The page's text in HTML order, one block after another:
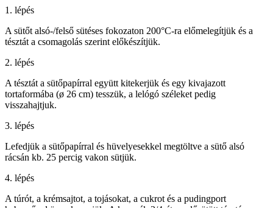
1. lépés
A sütőt alsó-/felső sütéses fokozaton 200°C-ra előmelegítjük és a
tésztát a csomagolás szerint előkészítjük.
2. lépés
A tésztát a sütőpapírral együtt kitekerjük és egy kivajazott
tortaformába (ø 26 cm) tesszük, a lelógó széleket pedig
visszahajtjuk.
3. lépés
Lefedjük a sütőpapírral és hüvelyesekkel megtöltve a sütő alsó
rácsán kb. 25 percig vakon sütjük.
4. lépés
A túrót, a krémsajtot, a tojásokat, a cukrot és a pudingport